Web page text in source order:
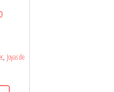
, Joyas de